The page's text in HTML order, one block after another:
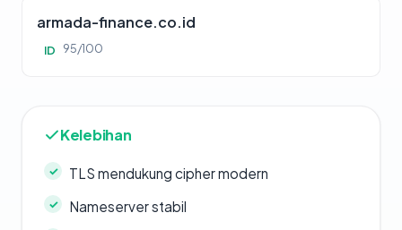
armada-finance.co.id
ID 95/100
Kelebihan
TLS mendukung cipher modern
Nameserver stabil